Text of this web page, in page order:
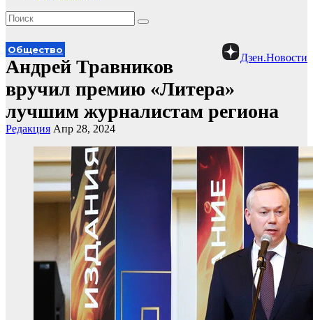
Дзен.Новости
Общество
Андрей Травников
вручил премию «Литера»
лучшим журналистам региона
Редакция Апр 28, 2024